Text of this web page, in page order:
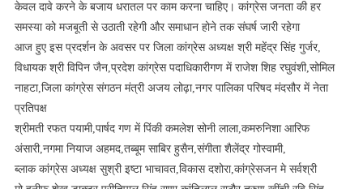
केवल दावे करने के बजाय धरातल पर काम करना चाहिए। कांग्रेस जनता की हर
समस्या को मजबूती से उठाती रहेगी और समाधान होने तक संघर्ष जारी रहेगा
आज हुए इस प्रदर्शन के अवसर पर जिला कांग्रेस अध्यक्ष श्री महेंद्र सिंह गुर्जर,
विधायक श्री विपिन जैन,प्रदेश कांग्रेस पदाधिकारीगण में राजेश शिह रघुवंशी,सोमिल
नाहटा,जिला कांग्रेस संगठन मंत्री अजय लोढ़ा,नगर पालिका परिषद मंदसौर में नेता
प्रतिपक्ष
श्रीमती रफत पयामी,पार्षद गण में पिंकी कमलेश सोनी लाला,कमरुनिशा आरिफ
अंसारी,नगमा नियाज अहमद,तब्बूम साबिर हुसैन,संगीता शैलेंद्र गोस्वामी,
ब्लाक कांग्रेस अध्यक्ष सुश्री इष्टा भाचावत,विकास दशोरा,कांग्रेसजन मे सर्वश्री